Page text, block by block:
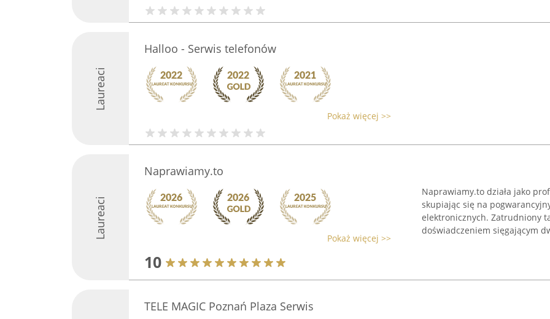
Laureaci
Halloo - Serwis telefonów
Pokaż więcej >>
Laureaci
Naprawiamy.to
Pokaż więcej >>
10
Naprawiamy.to działa jako
skupiając się na
elektronicznych. Zatrudniony
doświadczeniem sięgającym
TELE MAGIC Poznań Plaza Serwis